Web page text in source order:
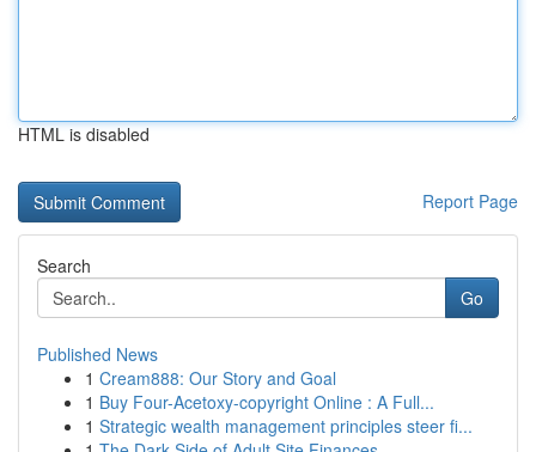
HTML is disabled
Report Page
Search
Go
Published News
1 Cream888: Our Story and Goal
1 Buy Four-Acetoxy-copyright Online : A Full...
1 Strategic wealth management principles steer fi...